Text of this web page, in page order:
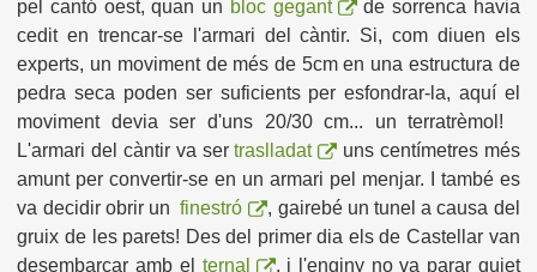
pel cantó oest, quan un bloc gegant
de sorrenca havia
cedit en trencar-se l'armari del càntir. Si, com diuen els
experts, un moviment de més de 5cm en una estructura de
pedra seca poden ser suficients per esfondrar-la, aquí el
moviment devia ser d'uns 20/30 cm... un terratrèmol!
L'armari del càntir va sertraslladat
uns centímetres més
amunt per convertir-se en un armari pel menjar. I també es
va decidir obrir un finestró
, gairebé un tunel a causa del
gruix de les parets! Des del primer dia els de Castellar van
desembarcar amb el ternal
, i l'enginy no va parar quiet